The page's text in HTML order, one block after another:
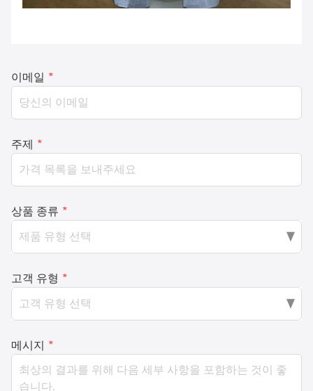
이메일 *
주제 *
상품 종류 *
고객 유형 *
메시지 *